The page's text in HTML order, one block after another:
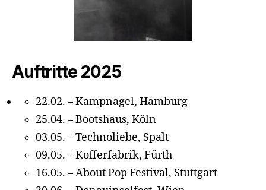
Auftritte 2025
22.02. – Kampnagel, Hamburg
25.04. – Bootshaus, Köln
03.05. – Technoliebe, Spalt
09.05. – Kofferfabrik, Fürth
16.05. – About Pop Festival, Stuttgart